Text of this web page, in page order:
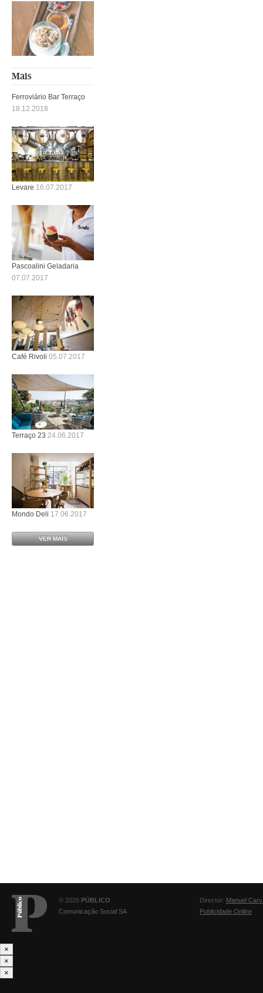
Mais
Ferroviário Bar Terraço
18.12.2018
Levare 16.07.2017
Pascoalini Geladaria
07.07.2017
Café Rivoli 05.07.2017
Terraço 23 24.06.2017
Mondo Deli 17.06.2017
VER MAIS
© 2026 PÚBLICO
Comunicação Social SA
Director: Manuel
Publicidade Online
×
×
×